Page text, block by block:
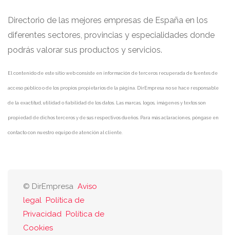
Directorio de las mejores empresas de España en los
diferentes sectores, provincias y especialidades donde
podrás valorar sus productos y servicios.
El contenido de este sitio web consiste en información de terceros recuperada de fuentes de
acceso público o de los propios propietarios de la página. DirEmpresa no se hace responsable
de la exactitud, utilidad o fiabilidad de los datos. Las marcas, logos, imágenes y textos son
propiedad de dichos terceros y de sus respectivos dueños. Para más aclaraciones, póngase en
contacto con nuestro equipo de atención al cliente.
© DirEmpresa Aviso
legal Política de
Privacidad Política de
Cookies